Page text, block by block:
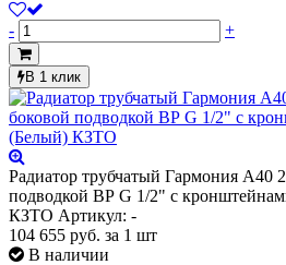
- +
В 1 клик
Радиатор трубчатый Гармония А40
подводкой ВР G 1/2" с
КЗТО Артикул: -
104 655 руб. за 1 шт
В наличии